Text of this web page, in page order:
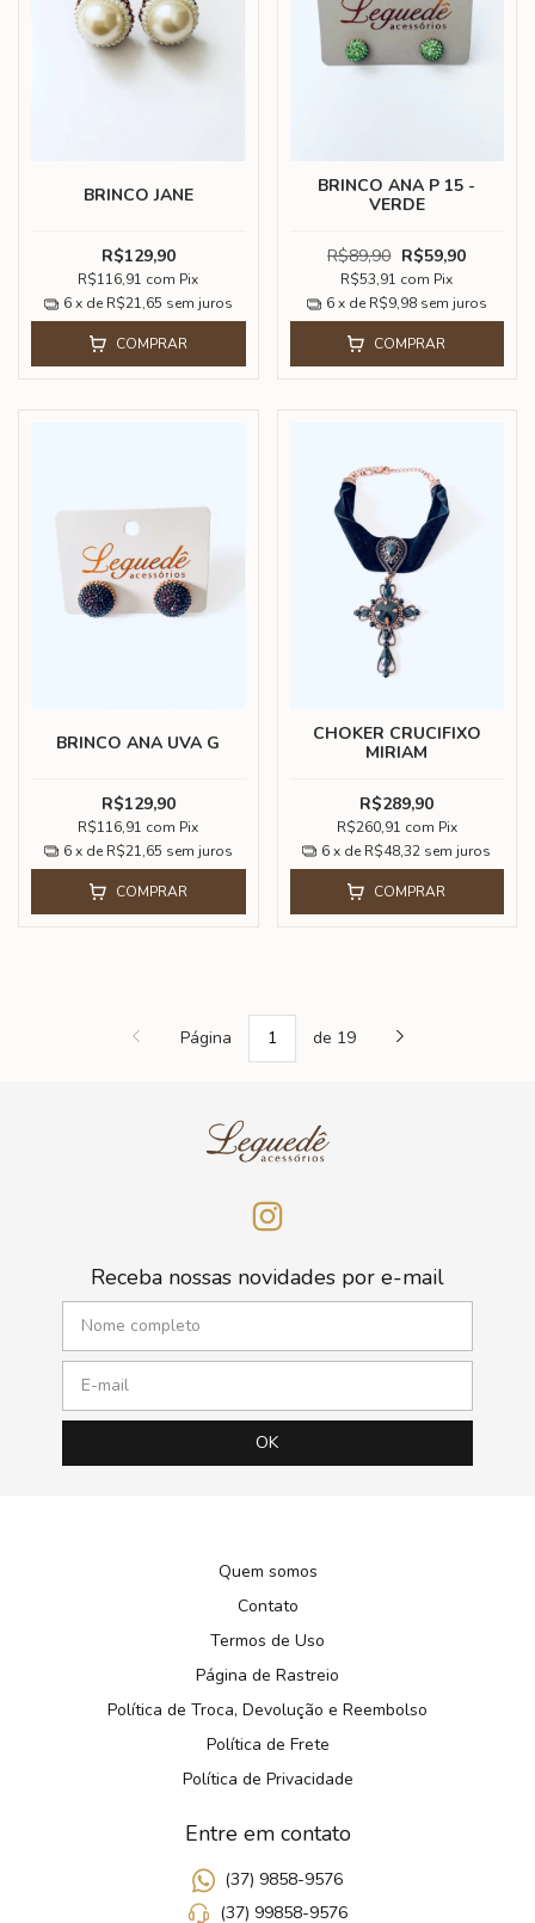
BRINCO JANE
R$129,90
R$116,91 com Pix
6 x de R$21,65 sem juros
COMPRAR
BRINCO ANA P 15 -
VERDE
R$89,90 R$59,90
R$53,91 com Pix
6 x de R$9,98 sem juros
COMPRAR
BRINCO ANA UVA G
R$129,90
R$116,91 com Pix
6 x de R$21,65 sem juros
COMPRAR
CHOKER CRUCIFIXO
MIRIAM
R$289,90
R$260,91 com Pix
6 x de R$48,32 sem juros
COMPRAR
Página de 19
Receba nossas novidades por e-mail
Quem somos
Contato
Termos de Uso
Página de Rastreio
Política de Troca, Devolução e Reembolso
Política de Frete
Política de Privacidade
Entre em contato
(37) 9858-9576
(37) 99858-9576